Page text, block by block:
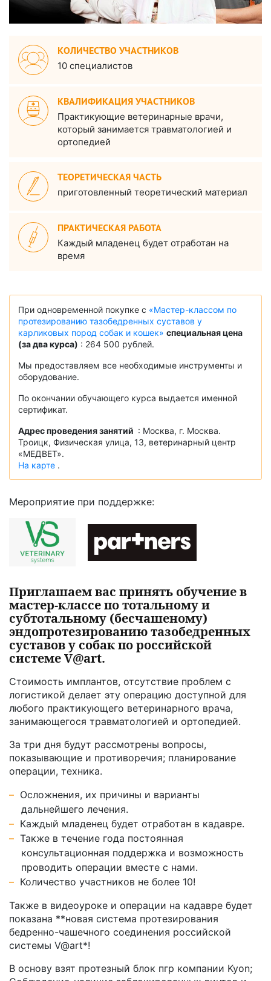
КОЛИЧЕСТВО УЧАСТНИКОВ
10 специалистов
КВАЛИФИКАЦИЯ УЧАСТНИКОВ
Практикующие ветеринарные врачи,
который занимается травматологией и
ортопедией
ТЕОРЕТИЧЕСКАЯ ЧАСТЬ
приготовленный теоретический материал
ПРАКТИЧЕСКАЯ РАБОТА
Каждый младенец будет отработан на
время
При одновременной покупке с «Мастер-классом по
протезированию тазобедренных суставов у
карликовых пород собак и кошек» специальная цена
(за два курса) : 264 500 рублей.
Мы предоставляем все необходимые инструменты и
оборудование.
По окончании обучающего курса выдается именной
сертификат.
Адрес проведения занятий : Москва, г. Москва.
Троицк, Физическая улица, 13, ветеринарный центр
«МЕДВЕТ».
На карте .
Мероприятие при поддержке:
Приглашаем вас принять обучение в
мастер-классе по тотальному и
субтотальному (бесчашеному)
эндопротезированию тазобедренных
суставов у собак по российской
системе V@art.
Стоимость имплантов, отсутствие проблем с
логистикой делает эту операцию доступной для
любого практикующего ветеринарного врача,
занимающегося травматологией и ортопедией.
За три дня будут рассмотрены вопросы,
показывающие и противоречия; планирование
операции, техника.
Осложнения, их причины и варианты
дальнейшего лечения.
Каждый младенец будет отработан в кадавре.
Также в течение года постоянная
консультационная поддержка и возможность
проводить операции вместе с нами.
Количество участников не более 10!
Также в видеоуроке и операции на кадавре будет
показана **новая система протезирования
бедренно-чашечного соединения российской
системы V@art*!
В основу взят протезный блок пгр компании Kyon;